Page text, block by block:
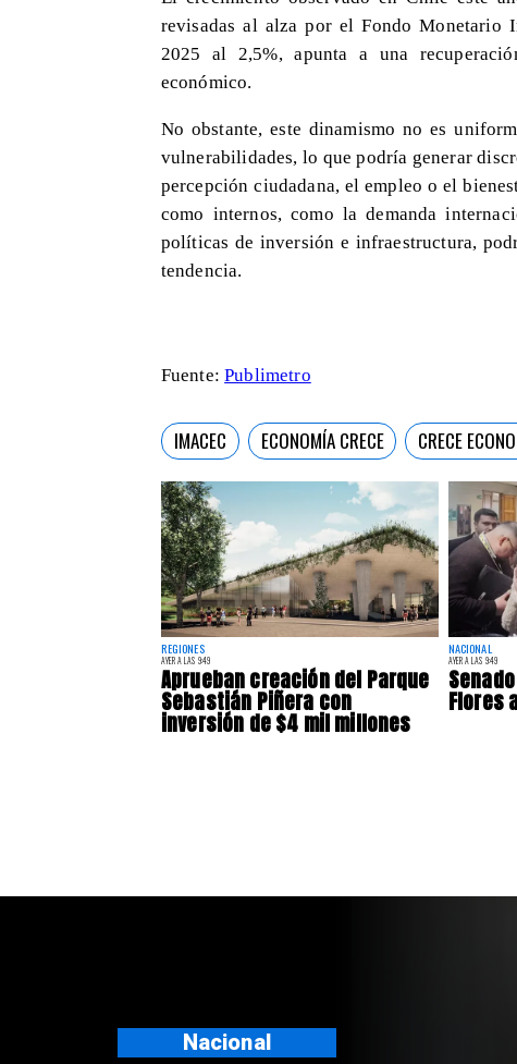
REGIONES
AYER A LAS 9:49
Aprueban creación del Parque
Sebastián Piñera con
inversión de $4 mil millones
NACIONAL
AYER A LAS 9:49
Flores
revisadas al alza por el Fondo Monetario
2025 al 2,5%, apunta a una
económico.
No obstante, este dinamismo no es
vulnerabilidades, lo que podría generar
percepción ciudadana, el empleo o el
como internos, como la demanda
políticas de inversión e infraestructura,
tendencia.
Fuente:Publimetro
IMACEC ECONOMÍA CRECE CRECE
Regiones